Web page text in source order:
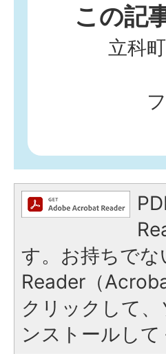
この記
立科
す。お持ちで
Reader（
クリックして
ンストールして